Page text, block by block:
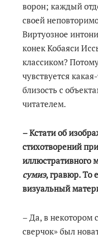
ворон; каждый
своей
Виртуозное
конек Кобаяси
классиком?
чувствуется
близость с
читателем.
– Кстати об
стихотворений
иллюстративного
сумиэ, гравюр. То
визуальный
– Да, в некотором
сверчок» был